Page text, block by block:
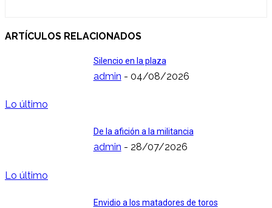
ARTÍCULOS RELACIONADOS
Lo último
Silencio en la plaza
admin - 04/08/2026
Lo último
De la afición a la militancia
admin - 28/07/2026
Envidio a los matadores de toros